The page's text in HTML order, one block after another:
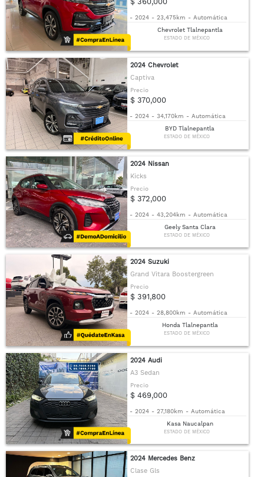
- 2024 - 23,475km - Automática
Chevrolet Tlalnepantla
ESTADO DE MÉXICO
2024 Chevrolet
Captiva
Precio
$ 370,000
- 2024 - 34,170km - Automática
BYD Tlalnepantla
ESTADO DE MÉXICO
2024 Nissan
Kicks
Precio
$ 372,000
- 2024 - 43,204km - Automática
Geely Santa Clara
ESTADO DE MÉXICO
2024 Suzuki
Grand Vitara Boostergreen
Precio
$ 391,800
- 2024 - 28,800km - Automática
Honda Tlalnepantla
ESTADO DE MÉXICO
2024 Audi
A3 Sedan
Precio
$ 469,000
- 2024 - 27,180km - Automática
Kasa Naucalpan
ESTADO DE MÉXICO
2024 Mercedes Benz
Clase Gls